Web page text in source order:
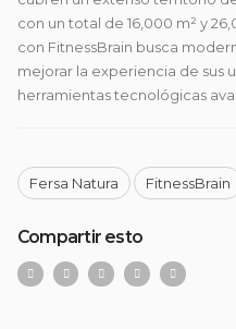
con un total de 16,000 m² y
con FitnessBrain busca
mejorar la experiencia de sus
herramientas tecnológicas
Fersa Natura FitnessBrain
Compartir esto